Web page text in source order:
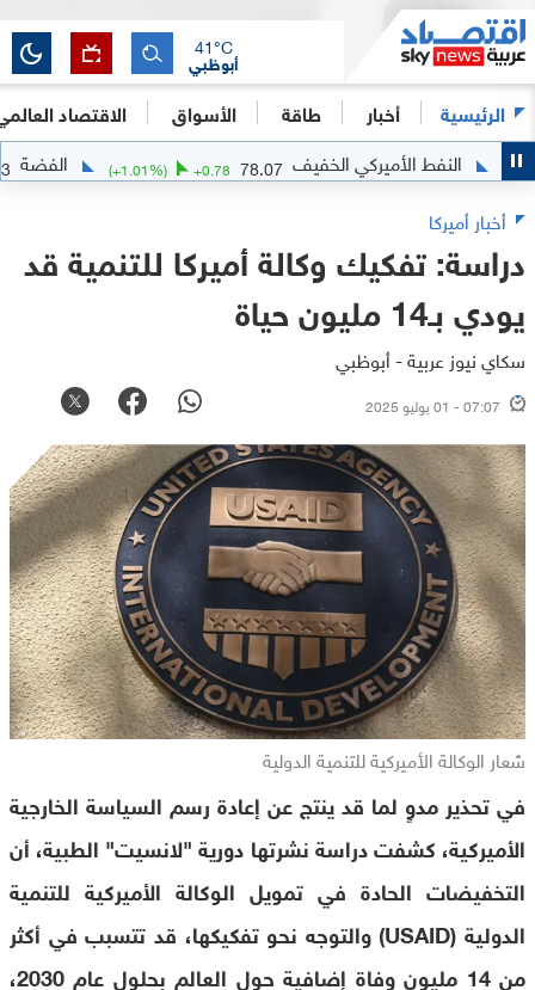
الرئيسية أخبار طاقة الأسواق الاقتصاد
أبوظبي
41°C
النفط الأميركي الخفيف 78.07
+0.78
(+ 1.01%) الفضة
أخبار أميركا
دراسة: تفكيك وكالة أميركا للتنمية قد
يودي بـ14 مليون حياة
سكاي نيوز عربية - أبوظبي
07:07 - 01 يوليو 2025
شعار الوكالة الأميركية للتنمية الدولية
في تحذير مدوٍ لما قد ينتج عن إعادة رسم السياسة الخارجية
الأميركية، كشفت دراسة نشرتها دورية "لانسيت" الطبية، أن
التخفيضات الحادة في تمويل الوكالة الأميركية للتنمية
الدولية (USAID) والتوجه نحو تفكيكها، قد تتسبب في أكثر
من 14 مليون وفاة إضافية حول العالم بحلول عام 2030،